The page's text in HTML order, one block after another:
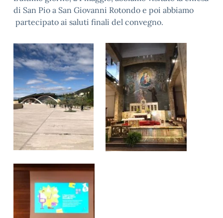
di San Pio a San Giovanni Rotondo e poi abbiamo
partecipato ai saluti finali del convegno.